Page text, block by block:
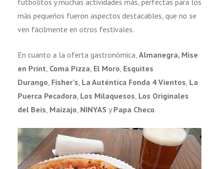
futbolitos y muchas actividades más, perfectas para los
más pequeños fueron aspectos destacables, que no se
ven fácilmente en otros festivales.
En cuanto a la oferta gastronómica, Almanegra, Mise
en Print, Coma Pizza, El Moro, Esquites
Durango, Fisher’s, La Auténtica Fonda 4 Vientos, La
Puerca Pecadora, Los Milaquesos, Los Originales
del Beis, Maizajo, NINYAS y Papa Checo.